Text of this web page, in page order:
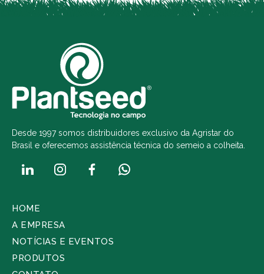
Desde 1997 somos distribuidores exclusivo da Agristar do
Brasil e oferecemos assistência técnica do semeio a colheita.
HOME
A EMPRESA
NOTÍCIAS E EVENTOS
PRODUTOS